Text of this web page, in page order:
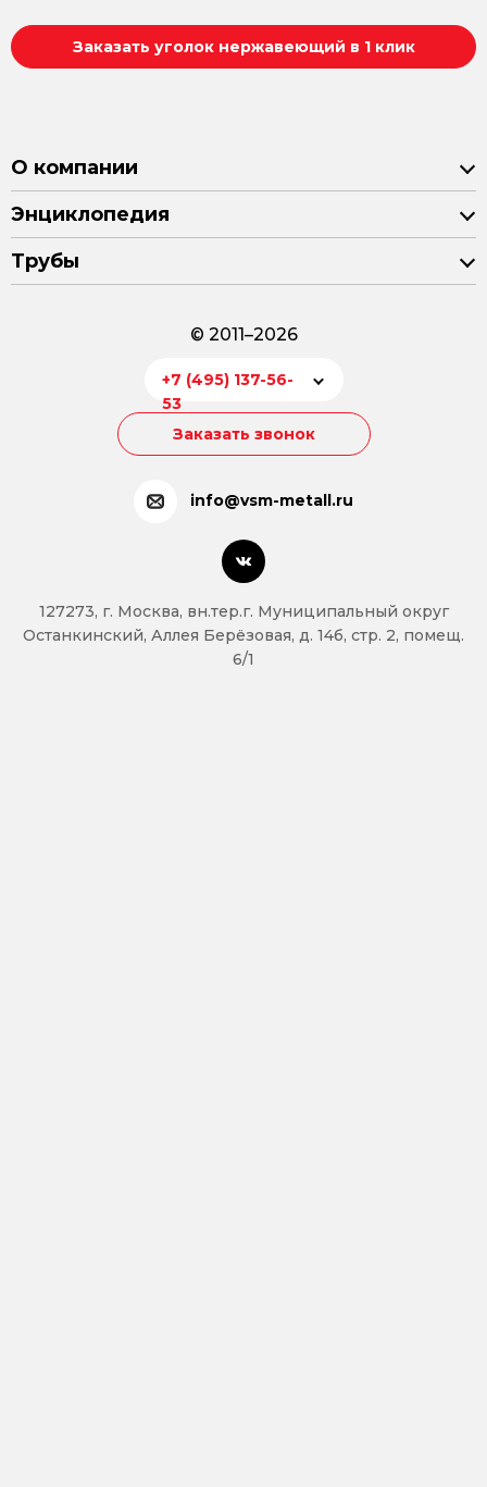
Заказать уголок нержавеющий в 1 клик
О компании
Энциклопедия
Трубы
© 2011–2026
+7 (495) 137-56-
53
Заказать звонок
info@vsm-metall.ru
127273, г. Москва, вн.тер.г. Муниципальный округ
Останкинский, Аллея Берёзовая, д. 14б, стр. 2, помещ.
6/1